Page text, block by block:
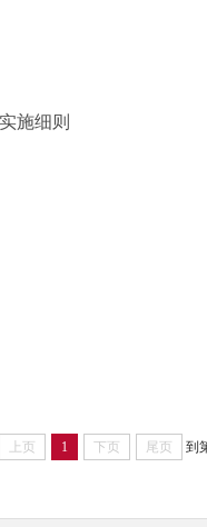
施细则
上页 1 下页 尾页 到